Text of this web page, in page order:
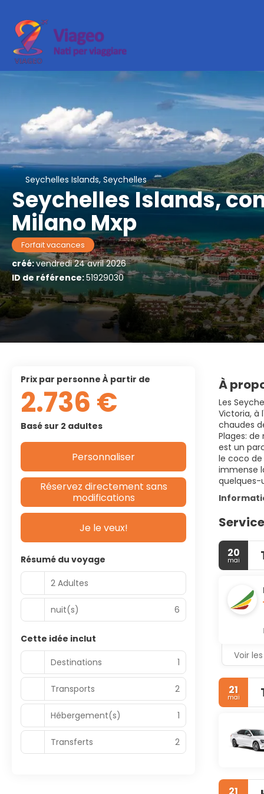
Seychelles Islands, Seychelles
Seychelles Islands,
Milano Mxp
Forfait vacances
créé:vendredi 24 avril 2026
ID de référence:51929030
À
Les
Victoria, à
chaudes
Plages:
est un
le coco de
immense
quelques-
20
mai
Voir
21
mai
21
prix par personne À partir de
2.736 €
Basé sur 2 adultes
Personnaliser
Réservez directement sans
modifications
Je le veux!
Résumé du voyage
2 Adultes
nuit(s) 6
Cette idée inclut
Destinations
1
Transports 2
Hébergement(s) 1
Transferts 2